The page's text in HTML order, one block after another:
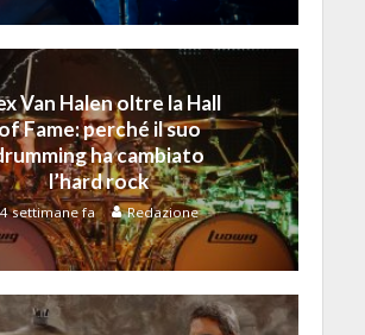
Van Halen oltre la Hall
Fame: perché il suo
ha cambiato
l’hard rock
4 settimane fa Redazione